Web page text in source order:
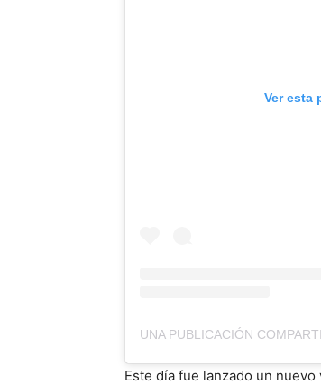
Ver esta
Este día fue lanzado un nuevo